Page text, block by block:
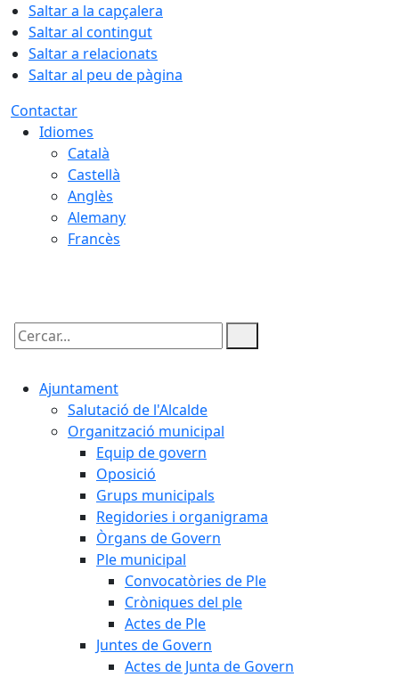
Saltar a la capçalera
Saltar al contingut
Saltar a relacionats
Saltar al peu de pàgina
Contactar
Idiomes
Català
Castellà
Anglès
Alemany
Francès
Cercar:
Ajuntament
Salutació de l'Alcalde
Organització municipal
Equip de govern
Oposició
Grups municipals
Regidories i organigrama
Òrgans de Govern
Ple municipal
Convocatòries de Ple
Cròniques del ple
Actes de Ple
Juntes de Govern
Actes de Junta de Govern